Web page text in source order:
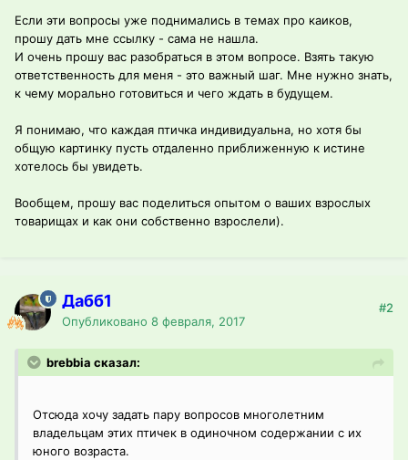
Если эти вопросы уже поднимались в темах про каиков,
прошу дать мне ссылку - сама не нашла.
И очень прошу вас разобраться в этом вопросе. Взять такую
ответственность для меня - это важный шаг. Мне нужно знать,
к чему морально готовиться и чего ждать в будущем.
Я понимаю, что каждая птичка индивидуальна, но хотя бы
общую картинку пусть отдаленно приближенную к истине
хотелось бы увидеть.
Вообщем, прошу вас поделиться опытом о ваших взрослых
товарищах и как они собственно взрослели).
Дабб1
Опубликовано 8 февраля, 2017
#2
brebbia сказал:
Отсюда хочу задать пару вопросов многолетним
владельцам этих птичек в одиночном содержании с их
юного возраста.